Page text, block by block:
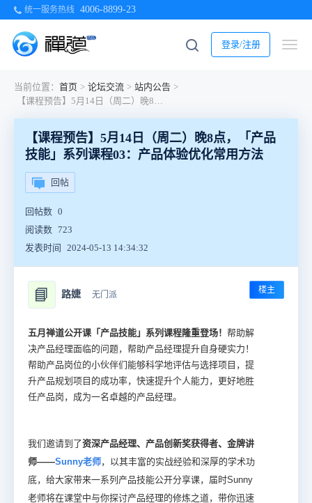
统一服务热线 4006-8899-23
登录/注册
当前位置： 首页 > 论坛交流 > 站内公告 >
【课程预告】5月14日（周二）晚8点，「产品技能」系列课程03：产品体验优化常用方法
【课程预告】5月14日（周二）晚8点，「产品
技能」系列课程03：产品体验优化常用方法
回帖
回帖数 0
阅读数 723
发表时间
2024-05-13 14:34:32
📘 路婕 无门派 楼主
五月禅道公开课「产品技能」系列课程隆重登场！ 帮助解
决产品经理面临的问题，帮助产品经理提升自身硬实力！
帮助产品岗位的小伙伴们能够科学地评估与选择项目，提
升产品规划项目的成功率， 快速提升个人能力，更好地胜
任产品岗， 成为一名卓越的产品经理。
我们邀请到了资深产品经理、产品创新奖获得者、金牌讲
师——Sunny老师，以其丰富的实战经验和深厚的学术功
底，给大家带来一系列产品技能公开分享课，届时Sunny
老师将在课堂中与你探讨产品经理的修炼之道，带你迅速